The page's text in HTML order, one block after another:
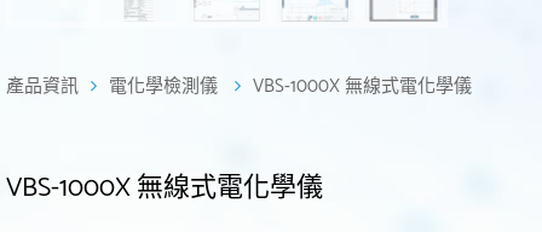
產品資訊 電化學檢測儀 VBS-1000X 無線式電化學儀
VBS-1000X 無線式電化學儀